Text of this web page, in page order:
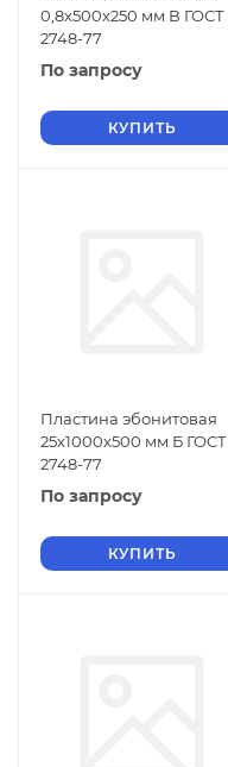
0,8х500х250 мм В ГОСТ
2748-77
По запросу
КУПИТЬ
Пластина эбонитовая
25х1000х500 мм Б ГОСТ
2748-77
По запросу
КУПИТЬ